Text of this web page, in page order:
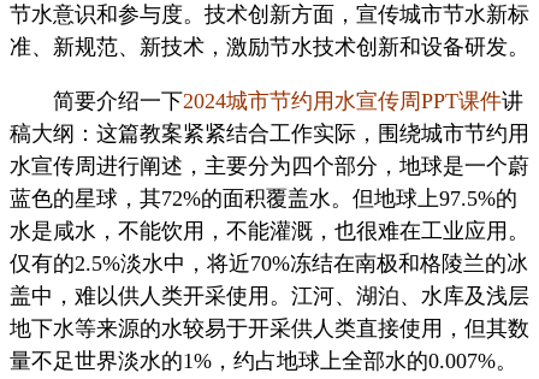
节水意识和参与度。技术创新方面，宣传城市节水新标
准、新规范、新技术，激励节水技术创新和设备研发。
简要介绍一下2024城市节约用水宣传周PPT课件讲
稿大纲：这篇教案紧紧结合工作实际，围绕城市节约用
水宣传周进行阐述，主要分为四个部分，地球是一个蔚
蓝色的星球，其72%的面积覆盖水。但地球上97.5%的
水是咸水，不能饮用，不能灌溉，也很难在工业应用。
仅有的2.5%淡水中，将近70%冻结在南极和格陵兰的冰
盖中，难以供人类开采使用。江河、湖泊、水库及浅层
地下水等来源的水较易于开采供人类直接使用，但其数
量不足世界淡水的1%，约占地球上全部水的0.007%。